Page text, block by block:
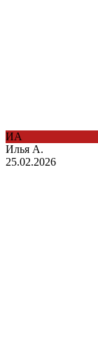
ИА
Илья А.
25.02.2026